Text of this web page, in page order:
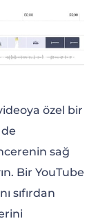
özel bir
sağ
Bir YouTube
sıfırdan